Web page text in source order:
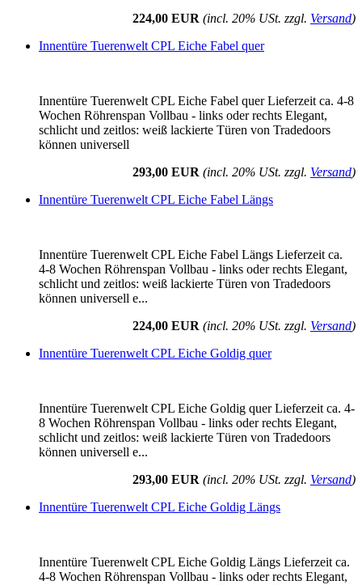
224,00 EUR (incl. 20% USt. zzgl. Versand)
Innentüre Tuerenwelt CPL Eiche Fabel quer
Innentüre Tuerenwelt CPL Eiche Fabel quer Lieferzeit ca. 4-8
Wochen Röhrenspan Vollbau - links oder rechts Elegant,
schlicht und zeitlos: weiß lackierte Türen von Tradedoors
können universell
293,00 EUR (incl. 20% USt. zzgl. Versand)
Innentüre Tuerenwelt CPL Eiche Fabel Längs
Innentüre Tuerenwelt CPL Eiche Fabel Längs Lieferzeit ca.
4-8 Wochen Röhrenspan Vollbau - links oder rechts Elegant,
schlicht und zeitlos: weiß lackierte Türen von Tradedoors
können universell e...
224,00 EUR (incl. 20% USt. zzgl. Versand)
Innentüre Tuerenwelt CPL Eiche Goldig quer
Innentüre Tuerenwelt CPL Eiche Goldig quer Lieferzeit ca. 4-
8 Wochen Röhrenspan Vollbau - links oder rechts Elegant,
schlicht und zeitlos: weiß lackierte Türen von Tradedoors
können universell e...
293,00 EUR (incl. 20% USt. zzgl. Versand)
Innentüre Tuerenwelt CPL Eiche Goldig Längs
Innentüre Tuerenwelt CPL Eiche Goldig Längs Lieferzeit ca.
4-8 Wochen Röhrenspan Vollbau - links oder rechts Elegant,